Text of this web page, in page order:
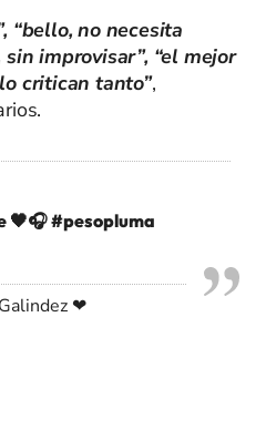
“bello, no necesita
improvisar”, “el mejor
critican tanto”,
🖤🎧#pesopluma
❤